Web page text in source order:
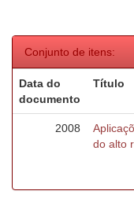
Conjunto de itens:
Data do
documento
Título
2008
do alto